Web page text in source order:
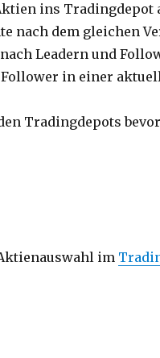
ins
nach dem gleichen
Leadern und
in einer
Tradingdepots
im